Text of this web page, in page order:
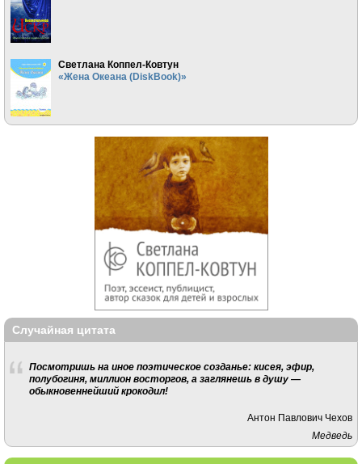
Светлана Коппел-Ковтун
«Жена Океана (DiskBook)»
Случайная цитата
Посмотришь на иное поэтическое созданье: кисея, эфир,
полубогиня, миллион восторгов, а заглянешь в душу —
обыкновеннейший крокодил!
Антон Павлович Чехов
Медведь